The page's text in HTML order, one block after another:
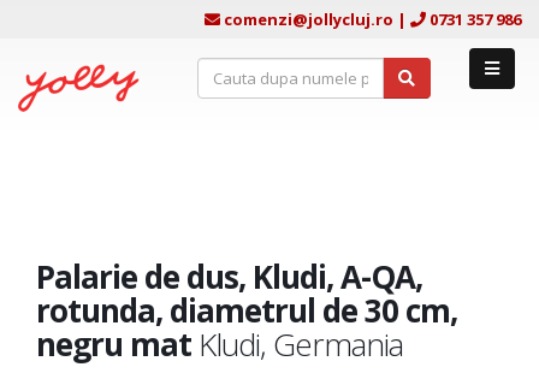
comenzi@jollycluj.ro | 0731 357 986
Palarie de dus, Kludi, A-QA,
rotunda, diametrul de 30 cm,
negru mat Kludi, Germania